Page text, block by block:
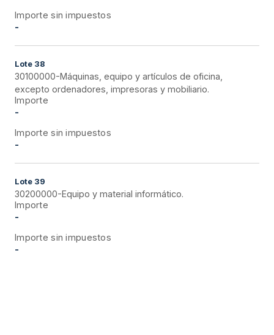
Importe sin impuestos
-
Lote 38
30100000-Máquinas, equipo y artículos de oficina,
excepto ordenadores, impresoras y mobiliario.
Importe
-
Importe sin impuestos
-
Lote 39
30200000-Equipo y material informático.
Importe
-
Importe sin impuestos
-